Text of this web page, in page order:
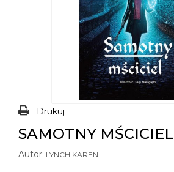
Drukuj
SAMOTNY MŚCICIEL
Autor: LYNCH KAREN